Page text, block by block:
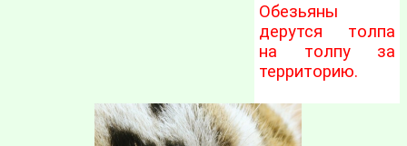
Обезьяны
дерутся толпа
на толпу за
территорию.